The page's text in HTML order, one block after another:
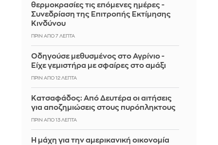
θερμοκρασίες τις επόμενες ημέρες -
Συνεδρίαση της Επιτροπής Εκτίμησης
Κινδύνου
ΠΡΙΝ ΑΠΌ 7 ΛΕΠΤΆ
Οδηγούσε μεθυσμένος στο Αγρίνιο -
Είχε γεμιστήρα με σφαίρες στο αμάξι
ΠΡΙΝ ΑΠΌ 12 ΛΕΠΤΆ
Κατσαφάδος: Από Δευτέρα οι αιτήσεις
για αποζημιώσεις στους πυρόπληκτους
ΠΡΙΝ ΑΠΌ 13 ΛΕΠΤΆ
Η μάχη για την αμερικανική οικονομία